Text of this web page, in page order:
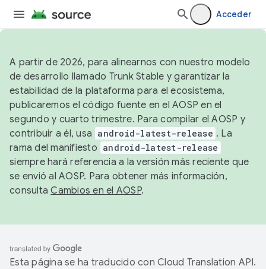
Acceder
A partir de 2026, para alinearnos con nuestro modelo
de desarrollo llamado Trunk Stable y garantizar la
estabilidad de la plataforma para el ecosistema,
publicaremos el código fuente en el AOSP en el
segundo y cuarto trimestre. Para compilar el AOSP y
contribuir a él, usa android-latest-release . La
rama del manifiesto android-latest-release
siempre hará referencia a la versión más reciente que
se envió al AOSP. Para obtener más información,
consultaCambios en el AOSP.
Esta página se ha traducido con Cloud Translation API.